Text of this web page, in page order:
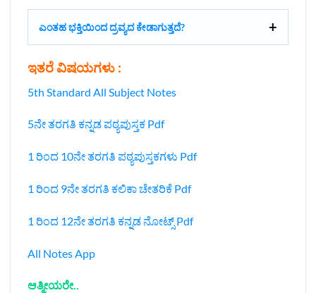
ಎಂತಹ ಭಕ್ತಿಯಿಂದ ದ್ರವ್ಯದ ಕೇಡಾಗುತ್ತದೆ?
ಇತರೆ ವಿಷಯಗಳು :
5th Standard All Subject Notes
5ನೇ ತರಗತಿ ಕನ್ನಡ ಪಠ್ಯಪುಸ್ತಕ Pdf
1 ರಿಂದ 10ನೇ ತರಗತಿ ಪಠ್ಯಪುಸ್ತಕಗಳು Pdf
1 ರಿಂದ 9ನೇ ತರಗತಿ ಕಲಿಕಾ ಚೇತರಿಕೆ Pdf
1 ರಿಂದ 12ನೇ ತರಗತಿ ಕನ್ನಡ ನೋಟ್ಸ್‌ Pdf
All Notes App
ಆತ್ಮೀಯರೇ..